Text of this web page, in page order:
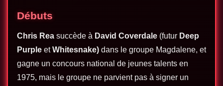
Débuts
Chris Rea succède à David Coverdale (futur Deep
Purple etWhitesnake) dans le groupe Magdalene, et
gagne un concours national de jeunes talents en
1975, mais le groupe ne parvient pas à signer un